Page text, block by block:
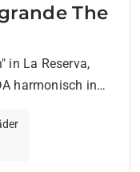
The
in La Reserva,
harmonisch in